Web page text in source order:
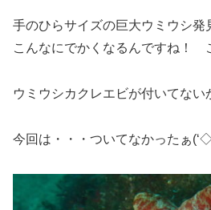
手のひらサイズの巨大ウミウシ発
こんなにでかくなるんですね！
ウミウシカクレエビが付いてない
今回は・・・ついてなかったぁ